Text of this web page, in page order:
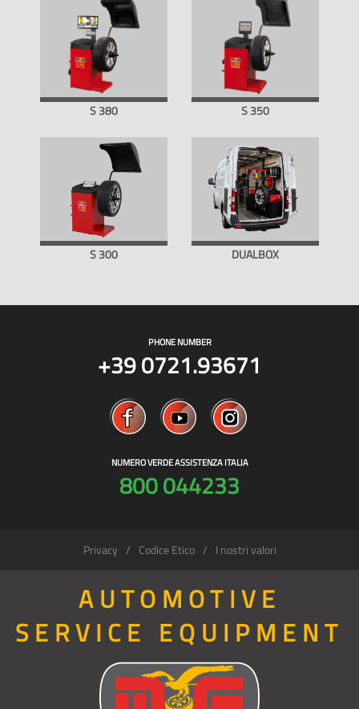
S 380 S 350
S 300 DUALBOX
PHONE NUMBER
+39 0721.93671
NUMERO VERDE ASSISTENZA ITALIA
800 044233
Privacy Codice Etico I nostri valori
AUTOMOTIVE
SERVICE EQUIPMENT